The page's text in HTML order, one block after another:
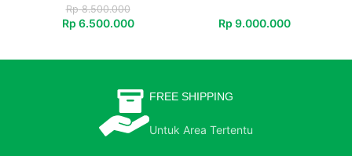
Rp8.500.000
Rp 6.500.000 Rp 9.000.000
FREE SHIPPING
Untuk Area Tertentu